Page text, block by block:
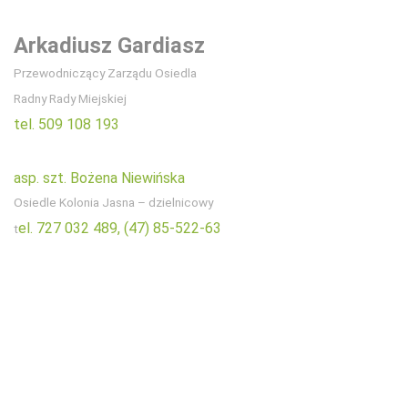
Arkadiusz Gardiasz
Przewodniczący Zarządu Osiedla
Radny Rady Miejskiej
tel. 509 108 193
asp. szt. Bożena Niewińska
Osiedle Kolonia Jasna – dzielnicowy
tel. 727 032 489, (47) 85-522-63